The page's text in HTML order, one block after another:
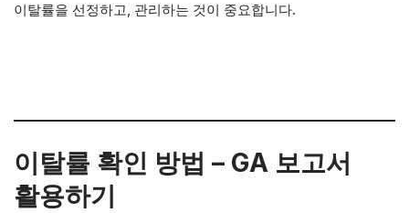
이탈률을 선정하고, 관리하는 것이 중요합니다.
이탈률 확인 방법 – GA 보고서
활용하기